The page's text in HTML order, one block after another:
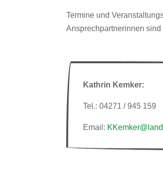
Termine und
Ansprechpartnerinnen
Kathrin Kemker:
Tel.: 04271 / 945 159
Email: